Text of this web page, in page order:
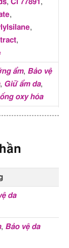
, Cl 77891 ,
,
,
,
ẩm, Bảo vệ
, Giữ ẩm da,
oxy hóa
(13 thành phần);
thấp
trung bình(5
da
, Bảo vệ da